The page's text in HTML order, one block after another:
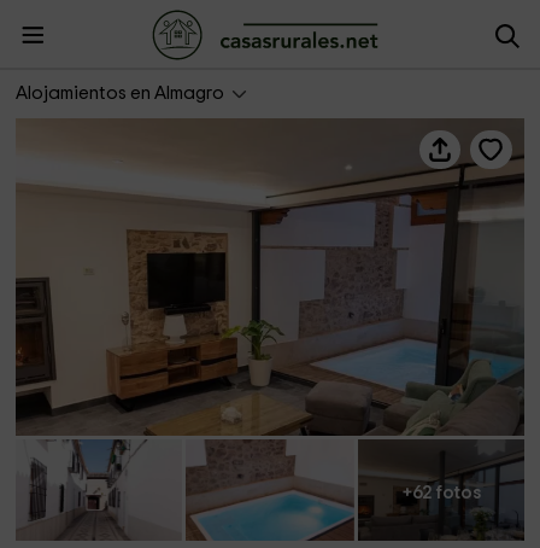
Alojamientos en Almagro
+62 fotos